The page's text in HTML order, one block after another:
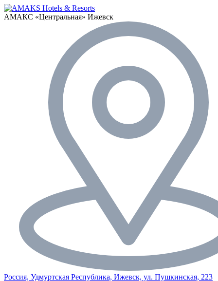
АМАКС «‎Центральная» Ижевск
Россия, Удмуртская Республика, Ижевск, ул. Пушкинская, 223